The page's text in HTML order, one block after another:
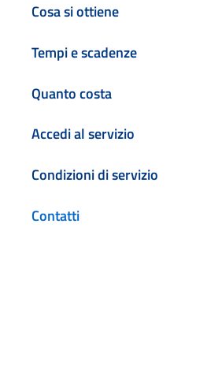
Cosa si ottiene
Tempi e scadenze
Quanto costa
Accedi al servizio
Condizioni di servizio
Contatti